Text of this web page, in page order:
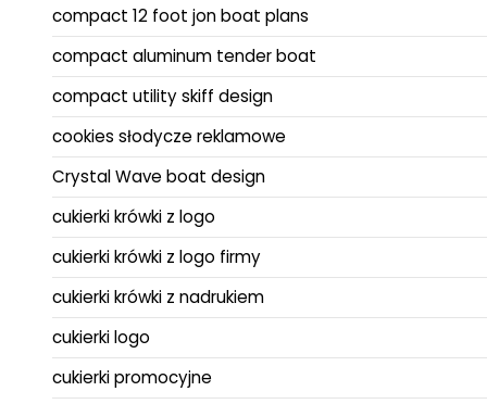
compact 12 foot jon boat plans
compact aluminum tender boat
compact utility skiff design
cookies słodycze reklamowe
Crystal Wave boat design
cukierki krówki z logo
cukierki krówki z logo firmy
cukierki krówki z nadrukiem
cukierki logo
cukierki promocyjne